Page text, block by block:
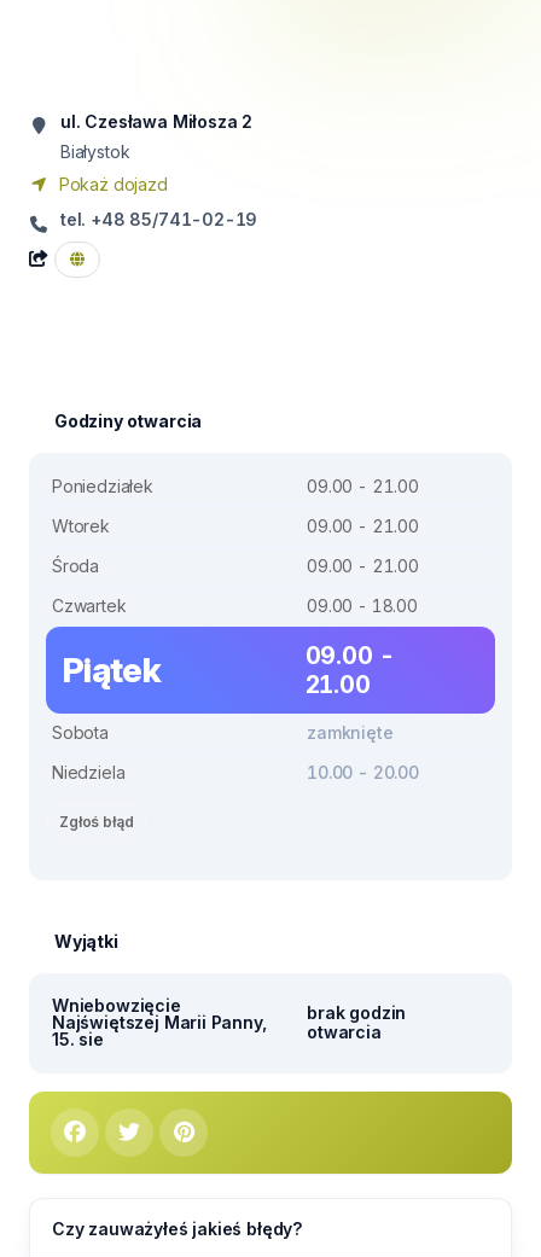
ul. Czesława Miłosza 2
Białystok
Pokaż dojazd
tel. +48 85/741-02-19
Godziny otwarcia
Poniedziałek
09.00 - 21.00
Wtorek
09.00 - 21.00
Środa
09.00 - 21.00
Czwartek
09.00 - 18.00
Piątek
09.00 -
21.00
Sobota
zamknięte
Niedziela
10.00 - 20.00
Zgłoś błąd
Wyjątki
Wniebowzięcie
Najświętszej Marii Panny,
15. sie
brak godzin
otwarcia
Czy zauważyłeś jakieś błędy?